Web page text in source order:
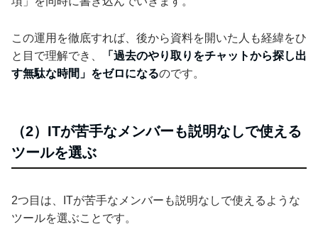
この運用を徹底すれば、後から資料を開いた人も経緯をひ
と目で理解でき、
「過去のやり取りをチャットから探し出
す無駄な時間」をゼロになるのです。
（2）ITが苦手なメンバーも説明なしで使える
ツールを選ぶ
2つ目は、ITが苦手なメンバーも説明なしで使えるような
ツールを選ぶことです。